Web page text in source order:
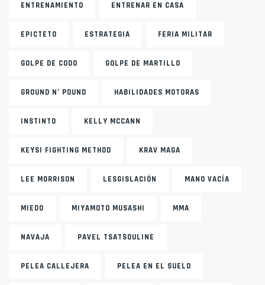
ENTRENAMIENTO ENTRENAR EN CASA
EPICTETO ESTRATEGIA FERIA MILITAR
GOLPE DE CODO GOLPE DE MARTILLO
GROUND N’ POUND HABILIDADES MOTORAS
INSTINTO KELLY MCCANN
KEYSI FIGHTING METHOD KRAV MAGA
LEE MORRISON LESGISLACIÓN MANO VACÍA
MIEDO MIYAMOTO MUSASHI MMA
NAVAJA PAVEL TSATSOULINE
PELEA CALLEJERA PELEA EN EL SUELO